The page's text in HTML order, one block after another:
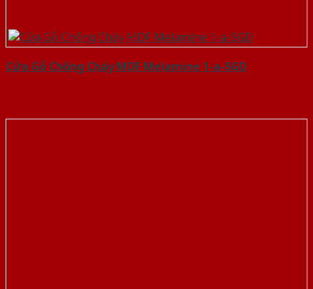
Cửa Gỗ Chống Cháy MDF Melamine 1-a-SGD